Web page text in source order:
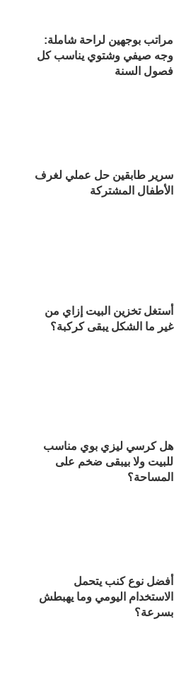
مراتب بوجهين لراحة شاملة:
وجه صيفي وشتوي يناسب كل
فصول السنة
سرير طابقين حل عملي لغرف
الأطفال المشتركة
أستغل تخزين البيت إزاي من
غير ما الشكل يبقى كركبة؟
هل كرسي ليزي بوي مناسب
للبيت ولا بيبقى ضخم على
المساحة؟
أفضل نوع كنب يتحمل
الاستخدام اليومي وما يهبطش
بسرعة؟